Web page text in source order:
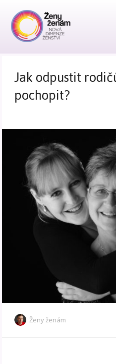
Jak odpustit
pochopit?
Ženy ženám